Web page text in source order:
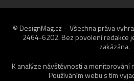
© DesignMag.cz – Všechna práva
2464-6202. Bez povolení redakce
zakázána.
K analýze návštěvnosti a monitorování
Používáním webu s tím